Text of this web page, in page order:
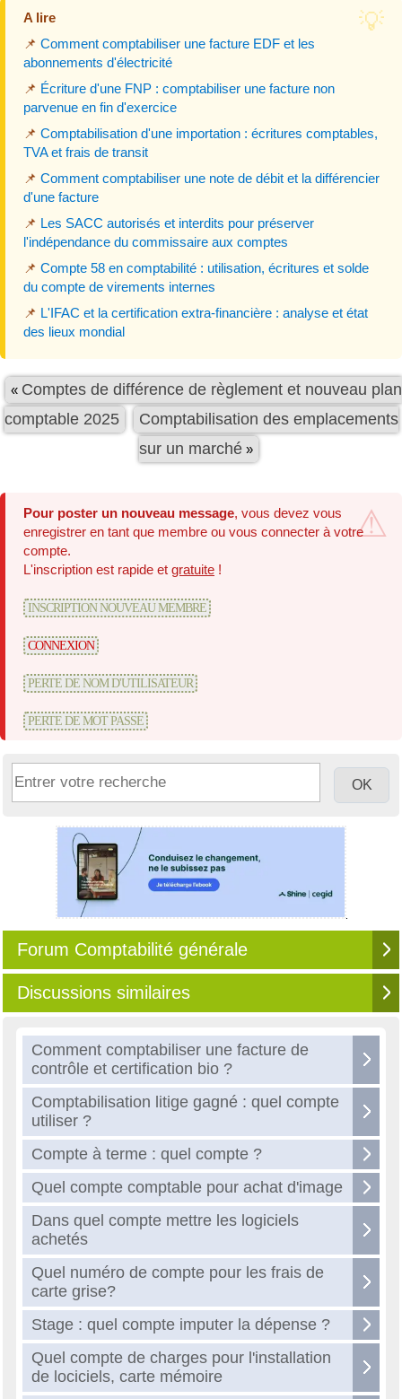
A lire
📌 Comment comptabiliser une facture EDF et les
abonnements d'électricité
📌 Écriture d'une FNP : comptabiliser une facture non
parvenue en fin d'exercice
📌 Comptabilisation d'une importation : écritures comptables,
TVA et frais de transit
📌 Comment comptabiliser une note de débit et la différencier
d'une facture
📌 Les SACC autorisés et interdits pour préserver
l'indépendance du commissaire aux comptes
📌 Compte 58 en comptabilité : utilisation, écritures et solde
du compte de virements internes
📌 L'IFAC et la certification extra-financière : analyse et état
des lieux mondial
« Comptes de différence de règlement et nouveau plan
comptable 2025
Comptabilisation des emplacements
sur un marché »
Pour poster un nouveau message, vous devez vous
enregistrer en tant que membre ou vous connecter à votre
compte.
L'inscription est rapide et gratuite !
INSCRIPTION NOUVEAU MEMBRE
CONNEXION
PERTE DE NOM D'UTILISATEUR
PERTE DE MOT PASSE
Forum Comptabilité générale
Discussions similaires
Comment comptabiliser une facture de
contrôle et certification bio ?
Comptabilisation litige gagné : quel compte
utiliser ?
Compte à terme : quel compte ?
Quel compte comptable pour achat d'image
Dans quel compte mettre les logiciels
achetés
Quel numéro de compte pour les frais de
carte grise?
Stage : quel compte imputer la dépense ?
Quel compte de charges pour l'installation
de lociciels, carte mémoire